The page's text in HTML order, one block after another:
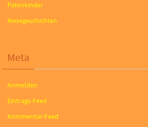
Patenkinder
Reisegeschichten
Meta
Anmelden
Eintrags-Feed
Kommentar-Feed